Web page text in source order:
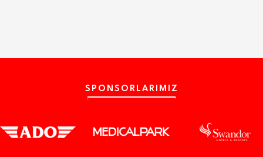
SPONSORLARIMIZ